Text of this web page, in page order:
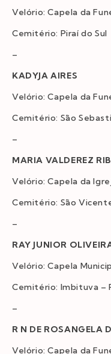
Velório: Capela da
Cemitério: Piraí do Sul
–
KADYJA AIRES
Velório: Capela da
Cemitério: São
–
MARIA VALDEREZ
Velório: Capela da
Cemitério: São
–
RAY JUNIOR
Velório: Capela
Cemitério: Imbituva –
–
R N DE ROSANGELA
Velório: Capela da